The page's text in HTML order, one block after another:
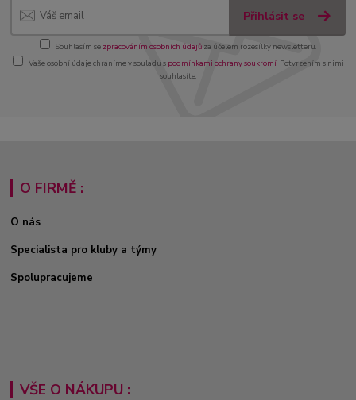
Přihlásit se
Souhlasím se zpracováním osobních údajůza účelem rozesílky newsletteru.
Vaše osobní údaje chráníme v souladu s podmínkami ochrany soukromí. Potvrzením s nimi
souhlasíte.
O FIRMĚ :
O nás
Specialista pro kluby a týmy
Spolupracujeme
VŠE O NÁKUPU :